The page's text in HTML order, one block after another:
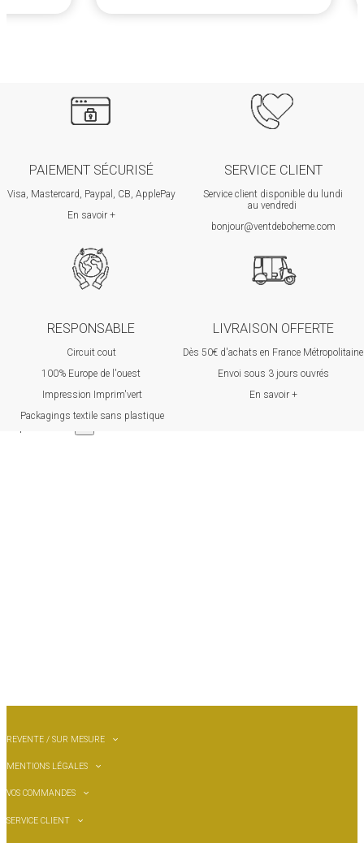
PAIEMENT SÉCURISÉ
Visa, Mastercard, Paypal, CB, ApplePay
En savoir +
SERVICE CLIENT
Service client disponible du lundi
au vendredi
bonjour@ventdeboheme.com
RESPONSABLE
Circuit cout
100% Europe de l'ouest
Impression Imprim'vert
Packagings textile sans plastique
LIVRAISON OFFERTE
Dès 50€ d'achats en France Métropolitaine
Envoi sous 3 jours ouvrés
En savoir +
REVENTE / SUR MESURE
MENTIONS LÉGALES
VOS COMMANDES
SERVICE CLIENT